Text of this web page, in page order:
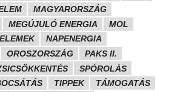
MAGYARORSZÁG
MEGÚJULÓ ENERGIA
MOL
NAPENERGIA
OROSZORSZÁG
PAKS II.
SPÓROLÁS
TIPPEK
TÁMOGATÁS